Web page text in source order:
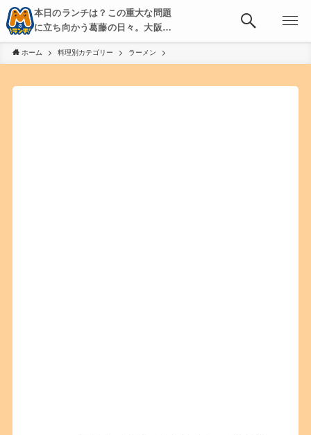
本日のランチは？この重大な問題
に立ち向かう葛藤の日々。大阪・
京都・神戸を中心とした食べ歩
き、飲み歩きを綴る。
ホーム 料理別カテゴリー ラーメン